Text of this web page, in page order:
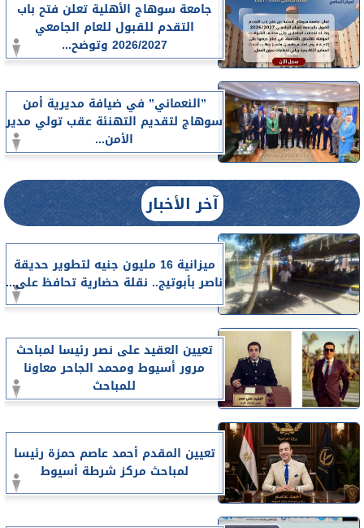
جامعة سوهاج الأهلية تعلن فتح باب
التقدم للقبول للعام الجامعي
2026/2027 وتوضح...
”النعماني” في ضيافة مديرية أمن
سوهاج لتقديم التهنئة عقب تولي مدير
الأمن...
آخر الأخبار
ميزانية 16 مليون جنيه لتطوير حديقة
ناصر بأبوتيج.. نقلة حضارية تحافظ على...
تعيين العقيد على نصر رئيسا لمباحث
مرور أسيوط ومحمد الجاحر معاونا
للمباحث
تعيين المقدم أحمد عاصم حمزة رئيسا
لمباحث مركز شرطة أسيوط